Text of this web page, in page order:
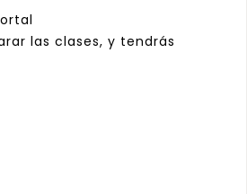
las clases, y tendrás